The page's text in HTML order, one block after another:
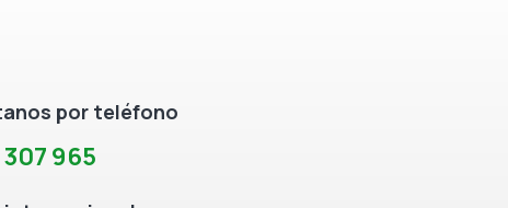
por teléfono
307 965